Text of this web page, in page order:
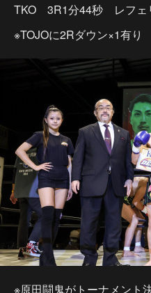
TKO 3R1分44秒 レフェ
※TOJOに2Rダウン×1有り
※原田闘鬼がトーナメント